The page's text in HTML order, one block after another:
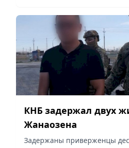
КНБ задержал двух
Жанаозена
Задержаны приверженцы